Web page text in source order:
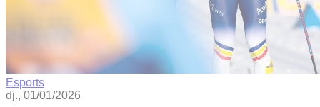
Esports
dj., 01/01/2026